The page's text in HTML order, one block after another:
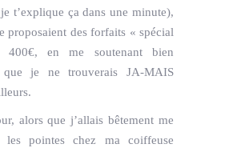
t’explique ça dans une minute),
proposaient des forfaits « spécial
en me soutenant bien
que je ne trouverais JA-MAIS
alors que j’allais bêtement me
les pointes chez ma coiffeuse